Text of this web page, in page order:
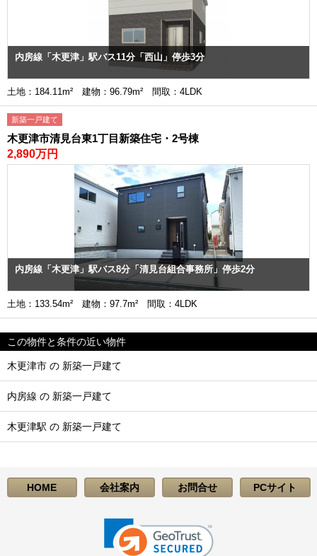
内房線「木更津」駅バス11分「西山」停歩3分
土地：184.11m² 建物：96.79m² 間取：4LDK
新築一戸建て
木更津市清見台東1丁目新築住宅・2号棟
2,890万円
内房線「木更津」駅バス8分「清見台組合事務所」停歩2分
土地：133.54m² 建物：97.7m² 間取：4LDK
この物件と条件の近い物件
木更津市 の 新築一戸建て
内房線 の 新築一戸建て
木更津駅 の 新築一戸建て
HOME 会社案内 お問合せ PCサイト